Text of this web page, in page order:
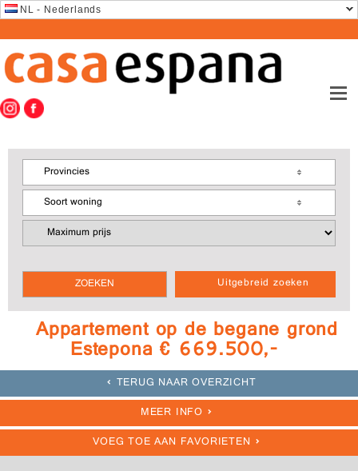
NL - Nederlands
Uitgebreid zoeken
Provincies
Soort woning
Appartement op de begane grond
Estepona € 669.500,-
TERUG NAAR OVERZICHT
MEER INFO
VOEG TOE AAN FAVORIETEN